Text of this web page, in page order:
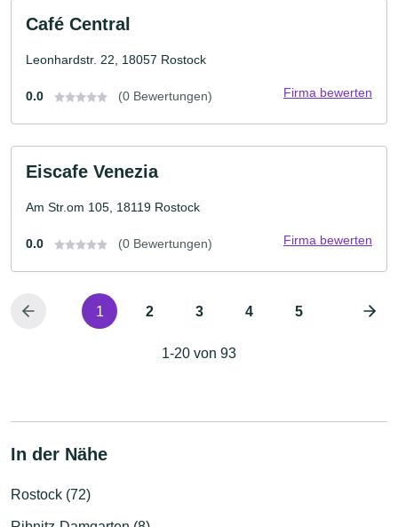
Café Central
Leonhardstr. 22, 18057 Rostock
0.0 (0 Bewertungen) Firma bewerten
Eiscafe Venezia
Am Str.om 105, 18119 Rostock
0.0 (0 Bewertungen) Firma bewerten
1 2 3 4 5
1-20 von 93
In der Nähe
Rostock (72)